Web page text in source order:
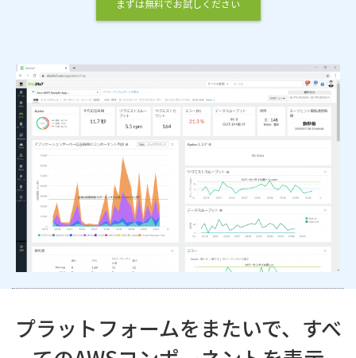
まずは無料でお試しください
プラットフォームをまたいで、すべ